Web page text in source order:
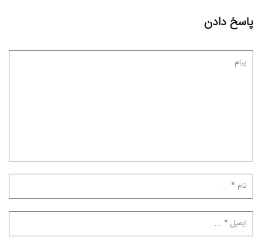
پاسخ دادن